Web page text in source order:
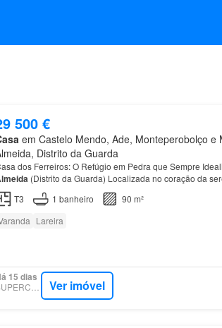
500 €
em Castelo Mendo, Ade, Monteperobolço e
Distrito da Guarda
dos Ferreiros: O Refúgio em Pedra que Sempre
(Distrito da Guarda) Localizada no coração da
histórico de
Almeida, a Casa dos Ferreiros é
T3 1 banheiro
90 m²
Lareira
15 dias
SUPERCASA Ver imóvel